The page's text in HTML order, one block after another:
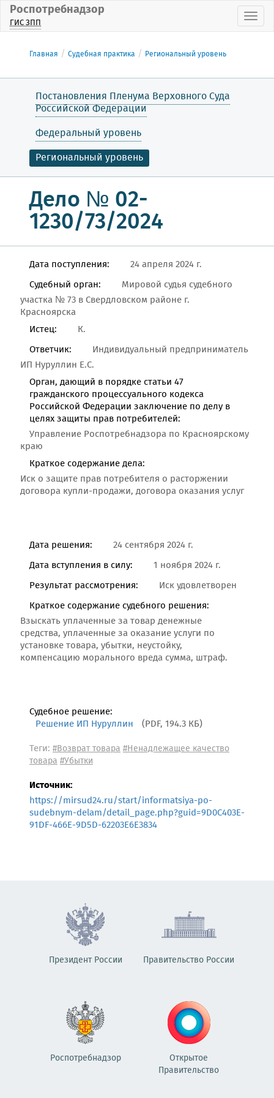
Роспотребнадзор
ГИС ЗПП
Главная Судебная практика Региональный уровень
Постановления Пленума Верховного Суда
Российской Федерации
Федеральный уровень
Региональный уровень
Дело № 02-
1230/73/2024
Дата поступления:
24 апреля 2024 г.
Судебный орган:
Мировой судья судебного
участка № 73 в Свердловском районе г.
Красноярска
Истец:
К.
Ответчик:
Индивидуальный предприниматель
ИП Нуруллин Е.С.
Орган, дающий в порядке статьи 47
гражданского процессуального кодекса
Российской Федерации заключение по делу в
целях защиты прав потребителей:
Управление Роспотребнадзора по Красноярскому
краю
Краткое содержание дела:
Иск о защите прав потребителя о расторжении
договора купли-продажи, договора оказания услуг
Дата решения:
24 сентября 2024 г.
Дата вступления в силу:
1 ноября 2024 г.
Результат рассмотрения:
Иск удовлетворен
Краткое содержание судебного решения:
Взыскать уплаченные за товар денежные
средства, уплаченные за оказание услуги по
установке товара, убытки, неустойку,
компенсацию морального вреда сумма, штраф.
Судебное решение:
Решение ИП Нуруллин
(PDF, 194.3 КБ)
Теги: #Возврат товара#Ненадлежащее качество
товара#Убытки
Источник:
https://mirsud24.ru/start/informatsiya-po-
sudebnym-delam/detail_page.php?guid=9D0C403E-
91DF-466E-9D5D-62203E6E3834
Президент России Правительство России
Роспотребнадзор
Открытое
Правительство